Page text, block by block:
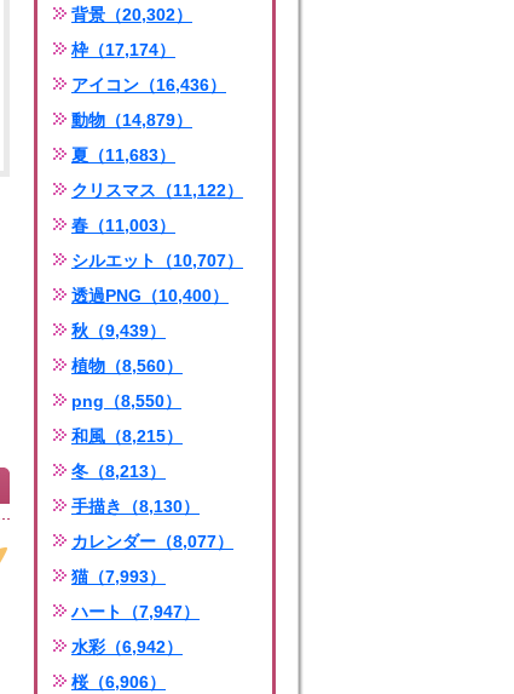
背景（20,302）
枠（17,174）
アイコン（16,436）
動物（14,879）
夏（11,683）
クリスマス（11,122）
春（11,003）
シルエット（10,707）
透過PNG（10,400）
秋（9,439）
植物（8,560）
png（8,550）
和風（8,215）
冬（8,213）
手描き（8,130）
カレンダー（8,077）
猫（7,993）
ハート（7,947）
水彩（6,942）
桜（6,906）